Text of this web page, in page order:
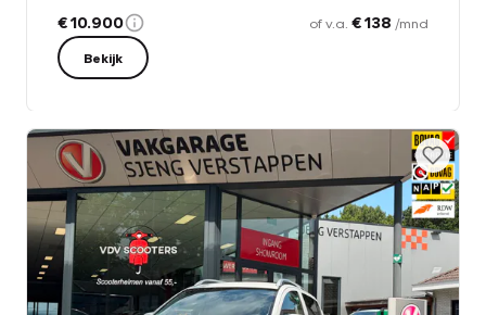
€ 10.900 of v.a. € 138 /mnd
Bekijk